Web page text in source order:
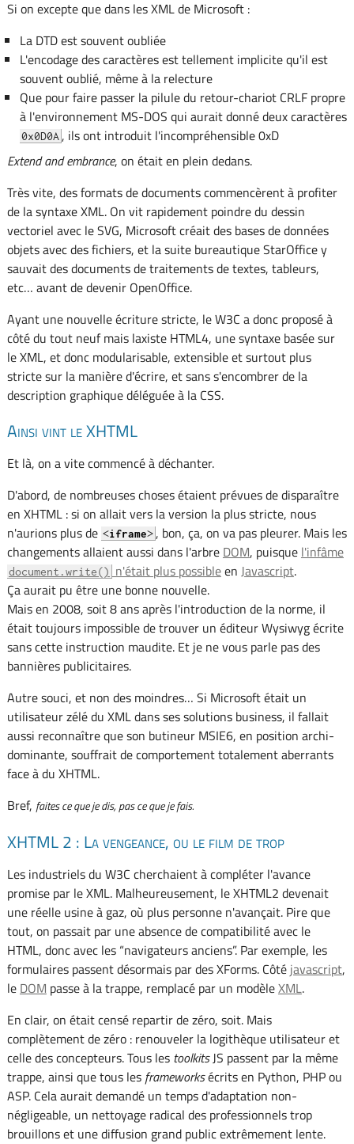
Si on excepte que dans les XML de Microsoft :
La DTD est souvent oubliée
L'encodage des caractères est tellement implicite qu'il est
souvent oublié, même à la relecture
Que pour faire passer la pilule du retour-chariot CRLF propre
à l'environnement MS-DOS qui aurait donné deux caractères
0x0D0A, ils ont introduit l'incompréhensible 0xD
Extend and embrance, on était en plein dedans.
Très vite, des formats de documents commencèrent à profiter
de la syntaxe XML. On vit rapidement poindre du dessin
vectoriel avec le SVG, Microsoft créait des bases de données
objets avec des fichiers, et la suite bureautique StarOffice y
sauvait des documents de traitements de textes, tableurs,
etc… avant de devenir OpenOffice.
Ayant une nouvelle écriture stricte, le W3C a donc proposé à
côté du tout neuf mais laxiste HTML4, une syntaxe basée sur
le XML, et donc modularisable, extensible et surtout plus
stricte sur la manière d'écrire, et sans s'encombrer de la
description graphique déléguée à la CSS.
Ainsi vint le XHTML
Et là, on a vite commencé à déchanter.
D'abord, de nombreuses choses étaient prévues de disparaître
en XHTML : si on allait vers la version la plus stricte, nous
n'aurions plus de <iframe>, bon, ça, on va pas pleurer. Mais les
changements allaient aussi dans l'arbre DOM, puisque l'infâme
document.write() n'était plus possibleen Javascript.
Ça aurait pu être une bonne nouvelle.
Mais en 2008, soit 8 ans après l'introduction de la norme, il
était toujours impossible de trouver un éditeur Wysiwyg écrite
sans cette instruction maudite. Et je ne vous parle pas des
bannières publicitaires.
Autre souci, et non des moindres… Si Microsoft était un
utilisateur zélé du XML dans ses solutions business, il fallait
aussi reconnaître que son butineur MSIE6, en position archi-
dominante, souffrait de comportement totalement aberrants
face à du XHTML.
Bref, faites ce que je dis, pas ce que je fais.
XHTML 2 : La vengeance, ou le film de trop
Les industriels du W3C cherchaient à compléter l'avance
promise par le XML. Malheureusement, le XHTML2 devenait
une réelle usine à gaz, où plus personne n'avançait. Pire que
tout, on passait par une absence de compatibilité avec le
HTML, donc avec les “navigateurs anciens”. Par exemple, les
formulaires passent désormais par des XForms. Côté javascript,
le DOM passe à la trappe, remplacé par un modèleXML.
En clair, on était censé repartir de zéro, soit. Mais
complètement de zéro : renouveler la logithèque utilisateur et
celle des concepteurs. Tous les toolkitsJS passent par la même
trappe, ainsi que tous les frameworksécrits en Python, PHP ou
ASP. Cela aurait demandé un temps d'adaptation non-
négligeable, un nettoyage radical des professionnels trop
brouillons et une diffusion grand public extrêmement lente.